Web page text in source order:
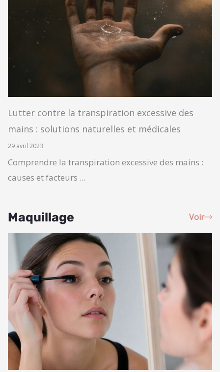
Lutter contre la transpiration excessive des
mains : solutions naturelles et médicales
29 avril 2023
Comprendre la transpiration excessive des mains :
causes et facteurs ...
Maquillage Voir